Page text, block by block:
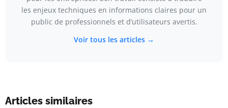
les enjeux techniques en informations claires pour un
public de professionnels et d’utilisateurs avertis.
Voir tous les articles →
Articles similaires